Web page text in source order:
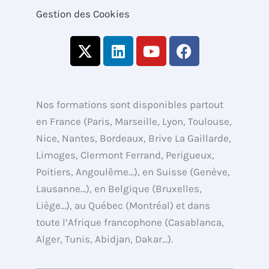
Gestion des Cookies
X
-
i
t
t
e
r
L
i
e
d
i
n
Y
o
u
b
e
F
a
b
o
o
k
Nos formations sont disponibles partout
en France (Paris, Marseille, Lyon, Toulouse,
Nice, Nantes, Bordeaux, Brive La Gaillarde,
Limoges, Clermont Ferrand, Perigueux,
Poitiers, Angoulême…), en Suisse (Genève,
Lausanne…), en Belgique (Bruxelles,
Liège…), au Québec (Montréal) et dans
toute l’Afrique francophone (Casablanca,
Alger, Tunis, Abidjan, Dakar…).